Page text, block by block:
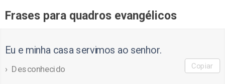
Frases para quadros evangélicos
Eu e minha casa servimos ao senhor.
Desconhecido Copiar